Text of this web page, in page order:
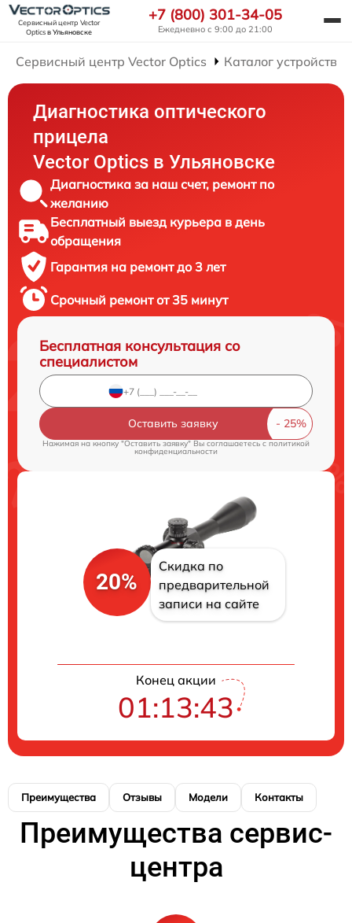
Сервисный центр Vector
Opticsв Ульяновске
+7 (800) 301-34-05
Ежедневно с 9:00 до 21:00
Сервисный центр Vector Optics Каталог устройств
Диагностика оптического
прицела
Vector Optics в Ульяновске
Диагностика за наш счет, ремонт по
желанию
Бесплатный выезд курьера в день
обращения
Гарантия на ремонт до 3 лет
Срочный ремонт от 35 минут
Бесплатная консультация со
специалистом
Оставить заявку
Нажимая на кнопку "Оставить заявку" Вы соглашаетесь c политикой
конфиденциальности
20%
Скидка по
предварительной
записи на сайте
Конец акции
01:13:43
Преимущества Отзывы Модели Контакты
Преимущества сервис-
центра